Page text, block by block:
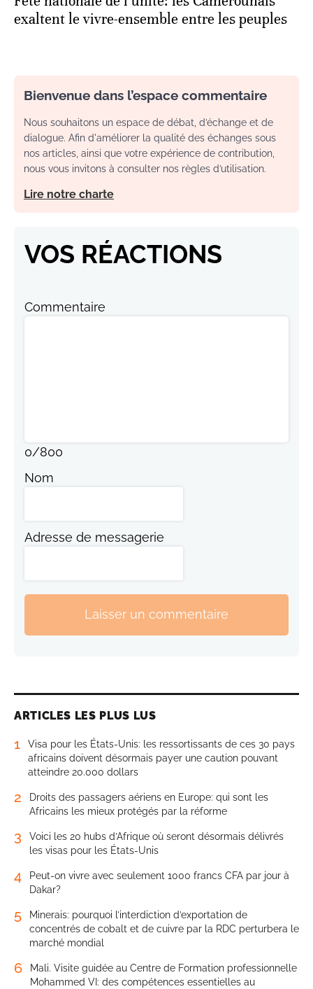
exaltent le vivre-ensemble entre les peuples
Bienvenue dans l’espace commentaire
Nous souhaitons un espace de débat, d’échange et de
dialogue. Afin d'améliorer la qualité des échanges sous
nos articles, ainsi que votre expérience de contribution,
nous vous invitons à consulter nos règles d’utilisation.
Lire notre charte
VOS RÉACTIONS
Commentaire
0/800
Nom
Adresse de messagerie
Laisser un commentaire
ARTICLES LES PLUS LUS
1
Visa pour les États-Unis: les ressortissants de ces 30 pays
africains doivent désormais payer une caution pouvant
atteindre 20.000 dollars
2
Droits des passagers aériens en Europe: qui sont les
Africains les mieux protégés par la réforme
3
Voici les 20 hubs d’Afrique où seront désormais délivrés
les visas pour les États-Unis
4
Peut-on vivre avec seulement 1000 francs CFA par jour à
Dakar?
5
Minerais: pourquoi l’interdiction d’exportation de
concentrés de cobalt et de cuivre par la RDC perturbera le
marché mondial
6
Mali. Visite guidée au Centre de Formation professionnelle
Mohammed VI: des compétences essentielles au